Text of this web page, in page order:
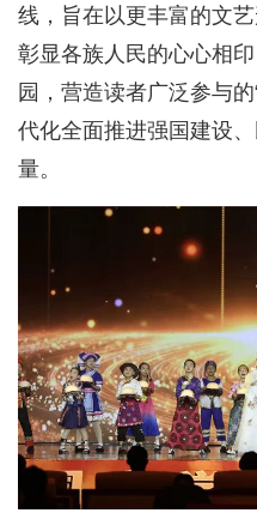
线，旨在以更丰富的文
彰显各族人民的心心相
园，营造读者广泛参与
代化全面推进强国建设
量。